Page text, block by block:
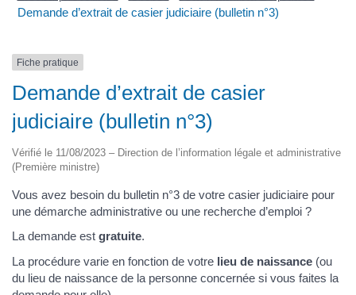
Demande d’extrait de casier judiciaire (bulletin n°3)
Fiche pratique
Demande d’extrait de casier
judiciaire (bulletin n°3)
Vérifié le 11/08/2023 – Direction de l’information légale et administrative
(Première ministre)
Vous avez besoin du bulletin n°3 de votre casier judiciaire pour
une démarche administrative ou une recherche d’emploi ?
La demande est gratuite.
La procédure varie en fonction de votre lieu de naissance (ou
du lieu de naissance de la personne concernée si vous faites la